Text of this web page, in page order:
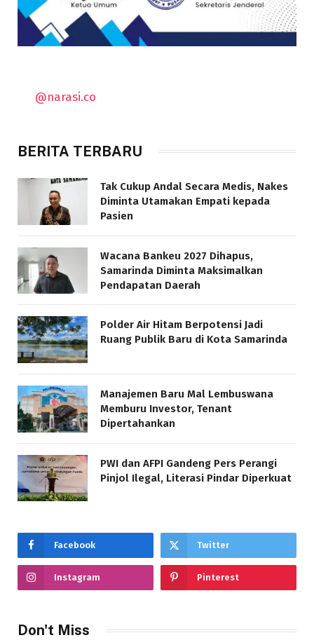
@narasi.co
BERITA TERBARU
Tak Cukup Andal Secara Medis, Nakes
Diminta Utamakan Empati kepada
Pasien
Wacana Bankeu 2027 Dihapus,
Samarinda Diminta Maksimalkan
Pendapatan Daerah
Polder Air Hitam Berpotensi Jadi
Ruang Publik Baru di Kota Samarinda
Manajemen Baru Mal Lembuswana
Memburu Investor, Tenant
Dipertahankan
PWI dan AFPI Gandeng Pers Perangi
Pinjol Ilegal, Literasi Pindar Diperkuat
Facebook Twitter
Instagram Pinterest
Don't Miss